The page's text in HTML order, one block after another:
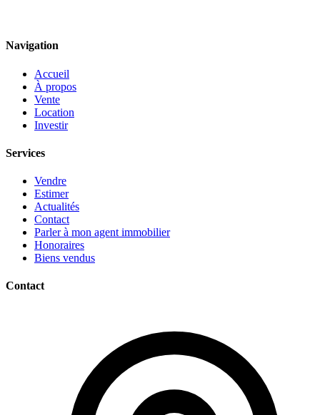
Navigation
Accueil
À propos
Vente
Location
Investir
Services
Vendre
Estimer
Actualités
Contact
Parler à mon agent immobilier
Honoraires
Biens vendus
Contact